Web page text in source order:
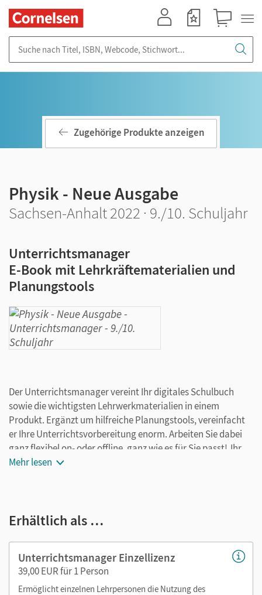
Zugehörige Produkte anzeigen
Physik - Neue Ausgabe
Sachsen-Anhalt 2022 · 9./10. Schuljahr
Unterrichtsmanager
E-Book mit Lehrkräftematerialien und
Planungstools
Der Unterrichtsmanager vereint Ihr digitales Schulbuch
sowie die wichtigsten Lehrwerkmaterialien in einem
Produkt. Ergänzt um hilfreiche Planungstools, vereinfacht
er Ihre Unterrichtsvorbereitung enorm. Arbeiten Sie dabei
ganz flexibel on- oder offline, ganz wie es für Sie passt! Ihr
Unterrichtsmanager enthält:
Videos
Lösungen
Grafiken
Kopiervorlagen
Mehr lesen
Erhältlich als …
Unterrichtsmanager Einzellizenz
39,00 EUR für 1 Person
Ermöglicht einzelnen Lehrpersonen die Nutzung des